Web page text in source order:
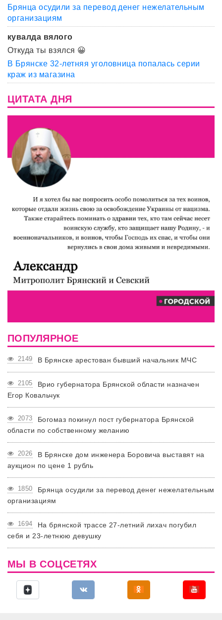
Брянца осудили за перевод денег нежелательным
организациям
кувалда вялого
Откуда ты взялся 😀
В Брянске 32-летняя уголовница попалась серии
краж из магазина
ЦИТАТА ДНЯ
ПОПУЛЯРНОЕ
2149 В Брянске арестован бывший начальник МЧС
2105
Врио губернатора Брянской области назначен
Егор Ковальчук
2073
Богомаз покинул пост губернатора Брянской
области по собственному желанию
2026
В Брянске дом инженера Боровича выставят на
аукцион по цене 1 рубль
1850
Брянца осудили за перевод денег нежелательным
организациям
1694
На брянской трассе 27-летний лихач погубил
себя и 23-летнюю девушку
МЫ В СОЦСЕТЯХ